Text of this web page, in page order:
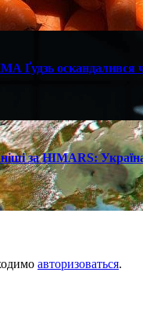
Ґудзь оскандалився
за HIMARS:
авторизоваться.